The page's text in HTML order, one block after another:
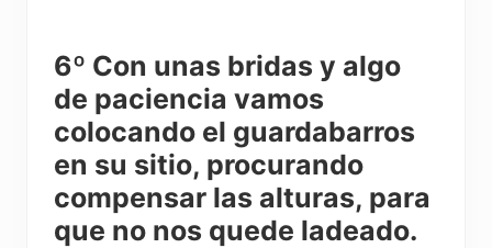
6º Con unas bridas y algo
de paciencia vamos
colocando el guardabarros
en su sitio, procurando
compensar las alturas, para
que no nos quede ladeado.